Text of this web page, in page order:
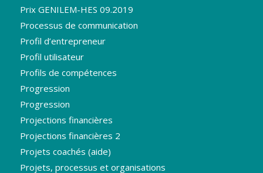
Prix GENILEM-HES 09.2019
Processus de communication
Profil d’entrepreneur
Profil utilisateur
Profils de compétences
Progression
Progression
Projections financières
Projections financières 2
Projets coachés (aide)
Projets, processus et organisations